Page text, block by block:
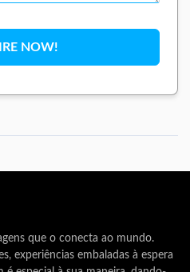
NOW!
que o conecta ao mundo.
experiências embaladas à espera